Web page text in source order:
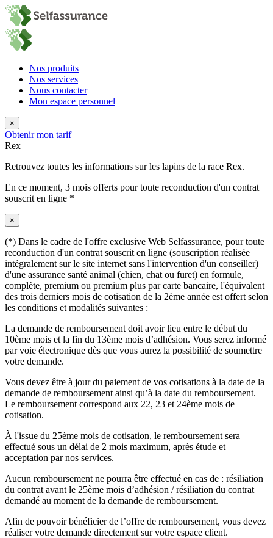
Nos produits
Nos services
Nous contacter
Mon espace personnel
×
Obtenir mon tarif
Rex
Retrouvez toutes les informations sur les lapins de la race Rex.
En ce moment, 3 mois offerts pour toute reconduction d'un contrat
souscrit en ligne *
×
(*) Dans le cadre de l'offre exclusive Web Selfassurance, pour toute
reconduction d'un contrat souscrit en ligne (souscription réalisée
intégralement sur le site internet sans l'intervention d'un conseiller)
d'une assurance santé animal (chien, chat ou furet) en formule,
complète, premium ou premium plus par carte bancaire, l'équivalent
des trois derniers mois de cotisation de la 2ème année est offert selon
les conditions et modalités suivantes :
La demande de remboursement doit avoir lieu entre le début du
10ème mois et la fin du 13ème mois d’adhésion. Vous serez informé
par voie électronique dès que vous aurez la possibilité de soumettre
votre demande.
Vous devez être à jour du paiement de vos cotisations à la date de la
demande de remboursement ainsi qu’à la date du remboursement.
Le remboursement correspond aux 22, 23 et 24ème mois de
cotisation.
À l'issue du 25ème mois de cotisation, le remboursement sera
effectué sous un délai de 2 mois maximum, après étude et
acceptation par nos services.
Aucun remboursement ne pourra être effectué en cas de : résiliation
du contrat avant le 25ème mois d’adhésion / résiliation du contrat
demandé au moment de la demande de remboursement.
Afin de pouvoir bénéficier de l’offre de remboursement, vous devez
réaliser votre demande directement sur votre espace client.